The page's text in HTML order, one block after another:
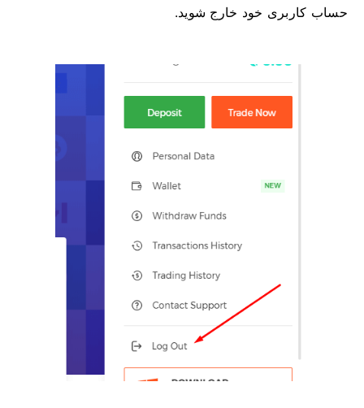
حساب کاربری خود خارج شوید.